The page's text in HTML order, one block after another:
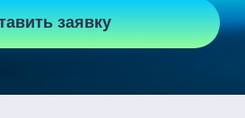
заявку